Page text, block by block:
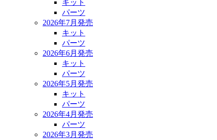
キット
パーツ
2026年7月発売
キット
パーツ
2026年6月発売
キット
パーツ
2026年5月発売
キット
パーツ
2026年4月発売
パーツ
2026年3月発売